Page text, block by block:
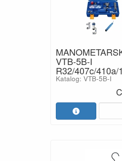
VTB-5B-I
R32/407c/410a/
Katalog: VTB-5B-I